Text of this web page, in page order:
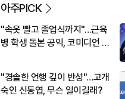
아주PICK
"속옷 빨고 졸업식까지"…근육
병 학생 돌본 공익, 코미디언 김
"경솔한 언행 깊이 반성"…고개
숙인 신동엽, 무슨 일이길래?